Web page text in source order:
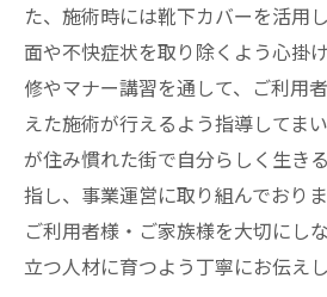
た、施術時には靴下カバーを活用
面や不快症状を取り除くよう心掛
修やマナー講習を通して、ご利用
えた施術が行えるよう指導してま
が住み慣れた街で自分らしく生き
指し、事業運営に取り組んでおり
ご利用者様・ご家族様を大切にし
立つ人材に育つよう丁寧にお伝え